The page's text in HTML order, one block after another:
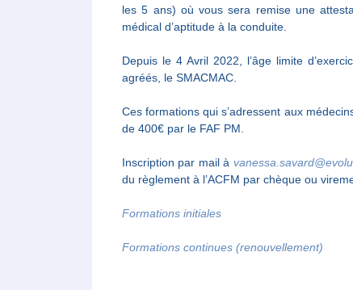
les 5 ans) où vous sera remise une
médical d’aptitude à la conduite.
Depuis le 4 Avril 2022, l’âge limite
agréés, le SMACMAC.
Ces formations qui s’adressent aux
de 400€ par le FAF PM.
Inscription par mail à
du règlement à l’ACFM par chèque ou
Formations initiales
Formations continues (renouvellement)